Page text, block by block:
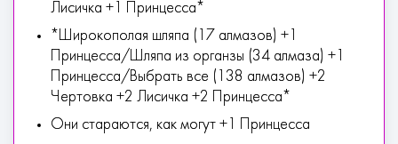
Лисичка +1 Принцесса*
*Широкополая шляпа (17 алмазов) +1
Принцесса/Шляпа из органзы (34 алмаза) +1
Принцесса/Выбрать все (138 алмазов) +2
Чертовка +2 Лисичка +2 Принцесса*
Они стараются, как могут +1 Принцесса